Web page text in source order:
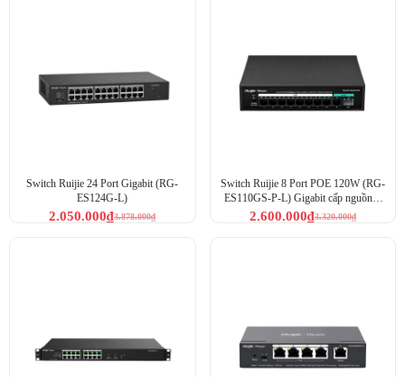
Switch Ruijie 24 Port Gigabit (RG-
ES124G-L)
3.878.000₫
2.050.000₫
Switch Ruijie 8 Port POE 120W (RG-
ES110GS-P-L) Gigabit cấp nguồn 8
camera3.320.000₫
2.600.000₫